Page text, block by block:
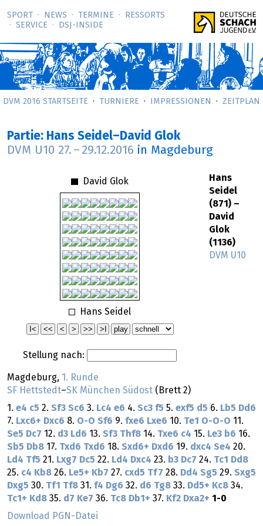
SPORT NEWS TERMINE
RESSORTS
SERVICE
DSJ-­INSIDE
DVM 2016 STARTSEITE TURNIERE IMPRESSIONEN ZEITPLAN
Partie: Hans Seidel–David Glok
DVM U10 27. – 29.12.2016 in Magdeburg
David Glok
Hans Seidel
Stellung nach:
Hans
Seidel
(871) –
David
Glok
(1136)
DVM U10
Magdeburg, 1. Runde
SF Hettstedt–SK München Südost (Brett 2)
1. e4 c5 2. Sf3 Sc6 3. Lc4 e6 4. Sc3 f5 5. exf5 d5 6. Lb5 Dd6
7. Lxc6+ Dxc6 8. O-O Sf6 9. fxe6 Lxe6 10. Te1 O-O-O 11.
Se5 Dc7 12. d3 Ld6 13. Sf3 Thf8 14. Txe6 c4 15. Le3 b6 16.
Sb5 Db8 17. Txd6 Txd6 18. Sxd6+ Dxd6 19. dxc4 Se4 20.
Ld4 Tf5 21. Lxg7 Dc5 22. Ld4 Dxc4 23. b3 Dc7 24. Tc1 Dd8
25. c4 Kb8 26. Le5+ Kb7 27. cxd5 Tf7 28. Dd4 Sg5 29. Sxg5
Dxg5 30. Tf1 Tf8 31. f4 Dg6 32. d6 Tg8 33. Dd5+ Kc8 34.
Tc1+ Kd8 35. d7 Ke7 36. Tc8 Db1+ 37. Kf2 Dxa2+ 1-0
Download PGN-Datei